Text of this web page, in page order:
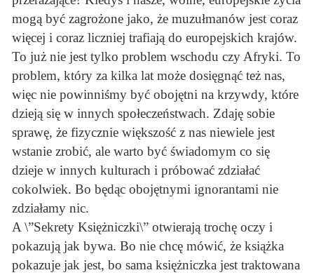
mogą być zagrożone jako, że muzułmanów jest coraz
więcej i coraz liczniej trafiają do europejskich krajów.
To już nie jest tylko problem wschodu czy Afryki. To
problem, który za kilka lat może dosięgnąć też nas,
więc nie powinniśmy być obojętni na krzywdy, które
dzieją się w innych społeczeństwach. Zdaję sobie
sprawę, że fizycznie większość z nas niewiele jest
wstanie zrobić, ale warto być świadomym co się
dzieje w innych kulturach i próbować zdziałać
cokolwiek. Bo będąc obojętnymi ignorantami nie
zdziałamy nic.
A \”Sekrety Księżniczki\” otwierają trochę oczy i
pokazują jak bywa. Bo nie chcę mówić, że książka
pokazuje jak jest, bo sama księżniczka jest traktowana